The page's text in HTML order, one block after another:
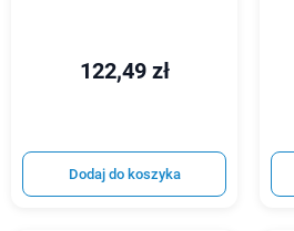
122,49 zł
Dodaj do koszyka